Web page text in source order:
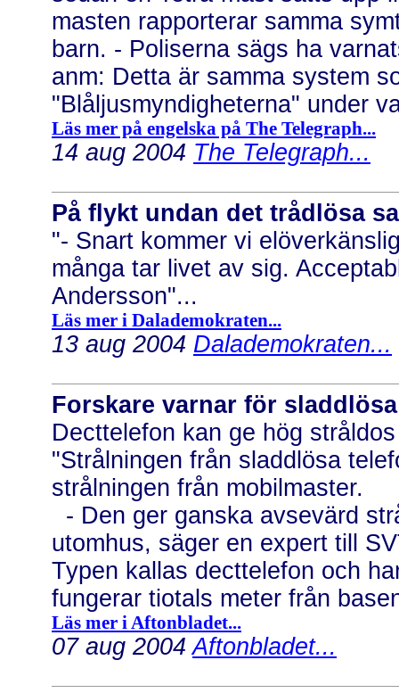
masten rapporterar samma
barn. - Poliserna sägs ha
anm: Detta är samma system
"Blåljusmyndigheterna" under
Läs mer på engelska på The Telegraph...
14 aug 2004 The Telegraph...
På flykt undan det trådlösa
"- Snart kommer vi
många tar livet av sig.
Andersson"...
Läs mer i Dalademokraten...
13 aug 2004 Dalademokraten...
Forskare varnar för
Decttelefon kan ge hög
"Strålningen från sladdlösa
strålningen från mobilmaster.
- Den ger ganska avsevärd
utomhus, säger en expert till
Typen kallas decttelefon och
fungerar tiotals meter från
Läs mer i Aftonbladet...
07 aug 2004Aftonbladet...